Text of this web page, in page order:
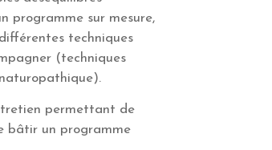
programme sur mesure,
techniques
(techniques
permettant de
bâtir un programme